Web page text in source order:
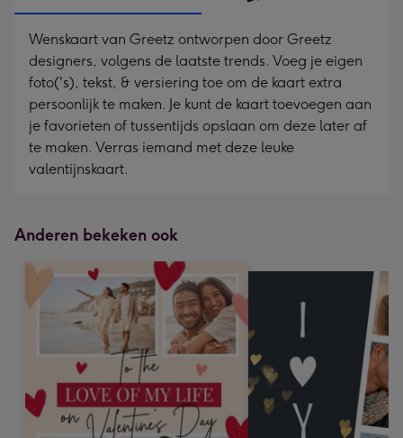
Wenskaart van Greetz ontworpen door Greetz
designers, volgens de laatste trends. Voeg je eigen
foto('s), tekst, & versiering toe om de kaart extra
persoonlijk te maken. Je kunt de kaart toevoegen aan
je favorieten of tussentijds opslaan om deze later af
te maken. Verras iemand met deze leuke
valentijnskaart.
Anderen bekeken ook